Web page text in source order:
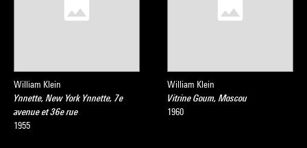
William Klein
Ynnette, New York Ynnette, 7e
avenue et 36e rue
1955
William Klein
Vitrine Goum, Moscou
1960